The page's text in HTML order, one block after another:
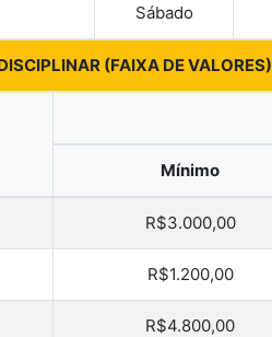
Sábado
(FAIXA DE VALORES)
Mínimo
R$3.000,00
R$1.200,00
R$4.800,00